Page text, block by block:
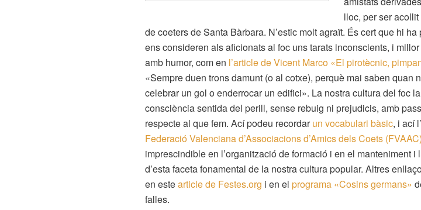
lloc, per ser
de coeters de Santa Bàrbara. N’estic molt agraït. És cert que hi
ens consideren als aficionats al foc uns tarats inconscients, i millor
amb humor, com en l’article de Vicent Marco «El pirotècnic,
«Sempre duen trons damunt (o al cotxe), perquè mai saben quan
celebrar un gol o enderrocar un edifici». La nostra cultura del foc
consciència sentida del perill, sense rebuig ni prejudicis, amb
respecte al que fem. Ací podeu recordarun vocabulari bàsic, i ací
Federació Valenciana d’Associacions d’Amics dels Coets (FVAAC)
imprescindible en l’organització de formació i en el manteniment i
d’esta faceta fonamental de la nostra cultura popular. Altres
en estearticle de Festes.org i en el programa «Cosins germans»
falles.